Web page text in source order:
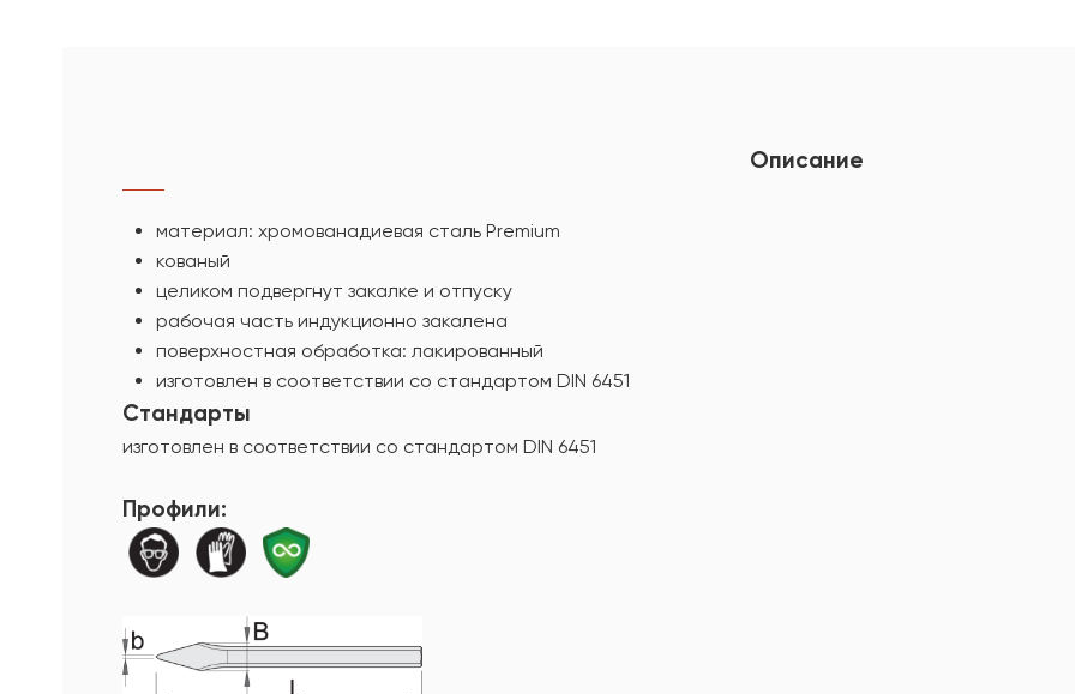
Описание
материал: хромованадиевая сталь Premium
кованый
целиком подвергнут закалке и отпуску
рабочая часть индукционно закалена
поверхностная обработка: лакированный
изготовлен в соответствии со стандартом DIN 6451
Стандарты
изготовлен в соответствии со стандартом DIN 6451
Профили: